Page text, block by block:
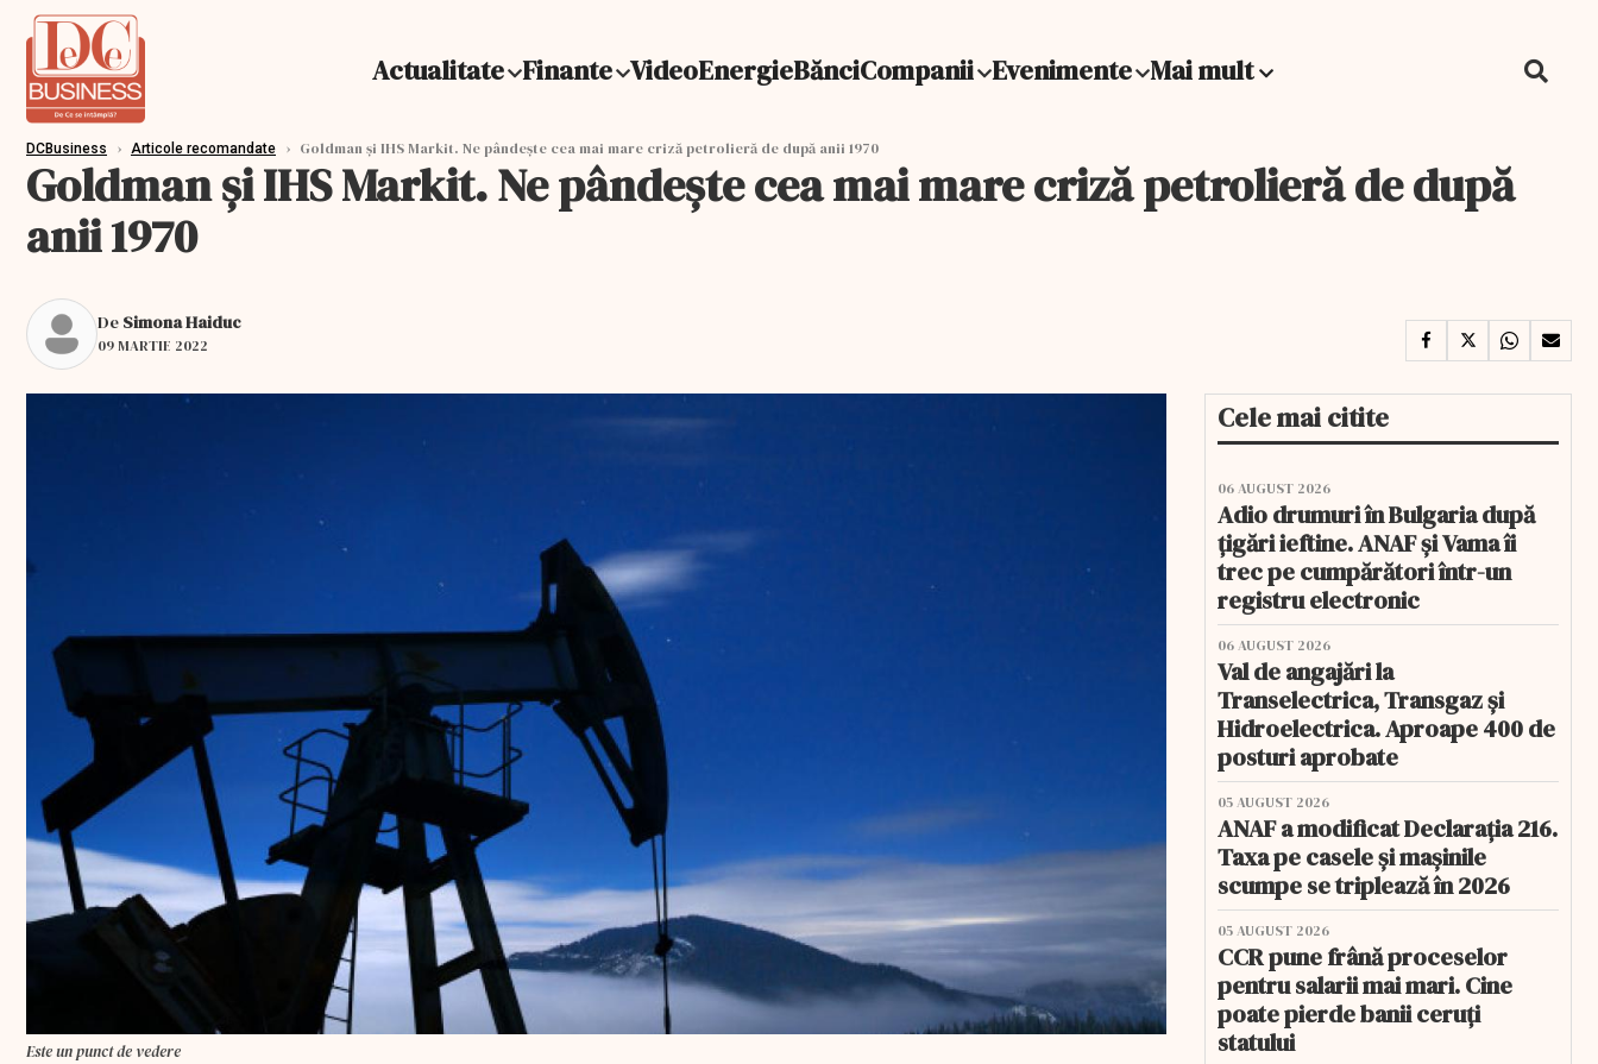
Actualitate Finante VideoEnergieBănciCompanii Evenimente Mai mult
DCBusiness › Articole recomandate › Goldman și IHS Markit. Ne pândește cea mai mare criză petrolieră de după anii 1970
Goldman și IHS Markit. Ne pândește cea mai mare criză petrolieră de după
anii 1970
De Simona Haiduc
09 MARTIE 2022
Este un punct de vedere
Cele mai citite
06 AUGUST 2026
Adio drumuri în Bulgaria după
țigări ieftine. ANAF și Vama îi
trec pe cumpărători într-un
registru electronic
06 AUGUST 2026
Val de angajări la
Transelectrica, Transgaz și
Hidroelectrica. Aproape 400 de
posturi aprobate
05 AUGUST 2026
ANAF a modificat Declarația 216.
Taxa pe casele și mașinile
scumpe se triplează în 2026
05 AUGUST 2026
CCR pune frână proceselor
pentru salarii mai mari. Cine
poate pierde banii ceruți
statului